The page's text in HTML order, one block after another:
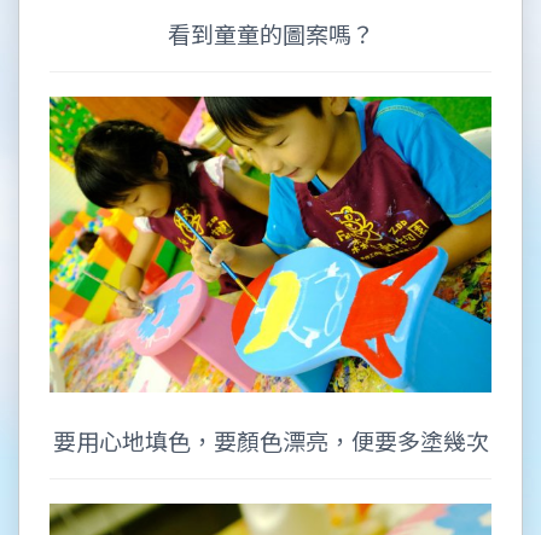
看到童童的圖案嗎？
要用心地填色，要顏色漂亮，便要多塗幾次